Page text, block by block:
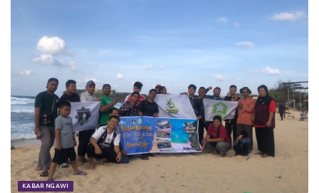
Ngawi pada event menembak Open Nasional di Jepara Jawa
Semoga akan bermunculan lagi petembak – petembak asal
Ngawi yang juga berprestasi seperti Dicki. (kn/cse)
Tags: Dicki Ngawi
Dicki Petembak Ngawi
Dicki Tri Laksono
Perbakin Petembak Ngawi
KABAR NGAWI